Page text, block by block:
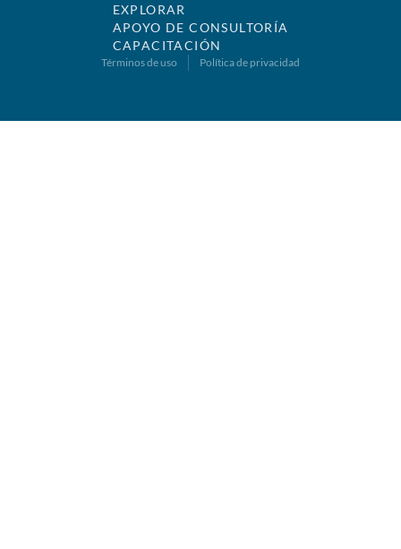
EXPLORAR
APOYO DE CONSULTORÍA
CAPACITACIÓN
Términos de uso Política de privacidad